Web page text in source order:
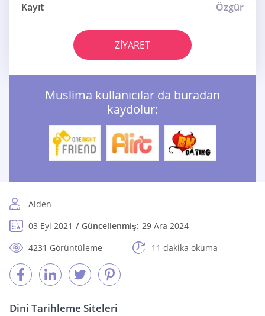
Kayıt
Özgür
ZIYARET
Muslima kullanıcılar da buradan
kaydolur:
Aiden
03 Eyl 2021
Güncellenmiş: 29 Ara 2024
4231 Görüntüleme
11 dakika okuma
Dini Tarihleme Siteleri